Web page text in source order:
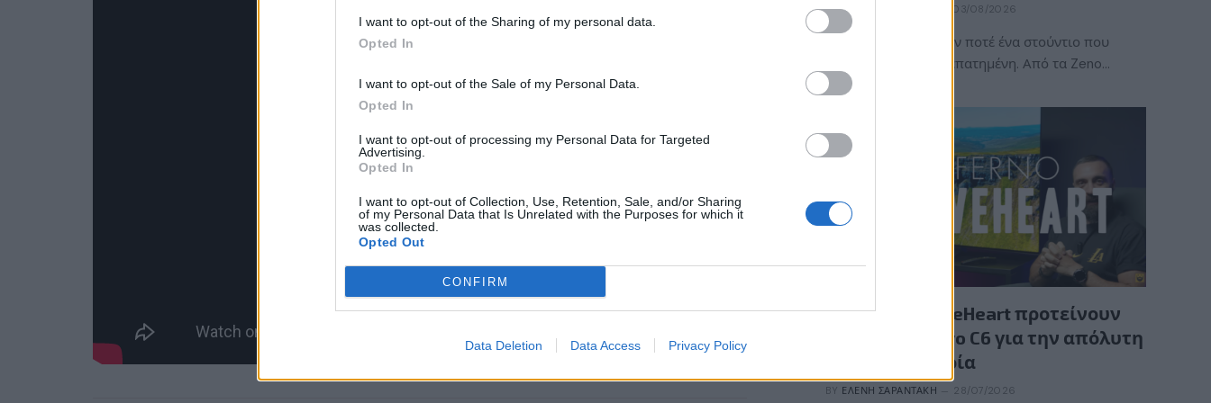
I want to opt-out of the Sharing of my personal data.
Opted In
I want to opt-out of the Sale of my Personal Data.
Opted In
I want to opt-out of processing my Personal Data for Targeted
Advertising.
Opted In
I want to opt-out of Collection, Use, Retention, Sale, and/or Sharing
of my Personal Data that Is Unrelated with the Purposes for which it
was collected.
Opted Out
CONFIRM
Data Deletion Data Access Privacy Policy
BY ΠΈΤΡΟΣ ΚΥΠΡΑΊΟΣ 03/08/2026
Η ACE Team δεν ήταν ποτέ ένα στούντιο που
ακολουθούσε την πεπατημένη. Από τα Zeno…
Οι InfernoBraveHeart προτείνουν
την LG OLED evo C6 για την απόλυτη
gaming εμπειρία
BY ΕΛΈΝΗ ΣΑΡΑΝΤΆΚΗ 28/07/2026